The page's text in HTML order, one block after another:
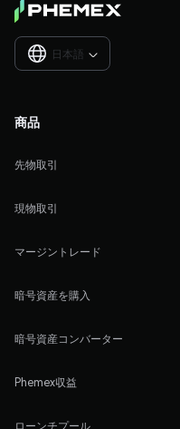
日本語 
商品
先物取引
現物取引
マージントレード
暗号資産を購入
暗号資産コンバーター
Phemex収益
ローンチプール